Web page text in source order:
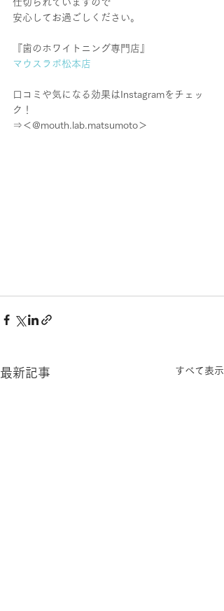
仕切られていますので
安心してお過ごしください。
『歯のホワイトニング専門店』
マウスラボ松本店
口コミや気になる効果はInstagramをチェッ
ク！
⇒＜@mouth.lab.matsumoto＞
最新記事 すべて表示